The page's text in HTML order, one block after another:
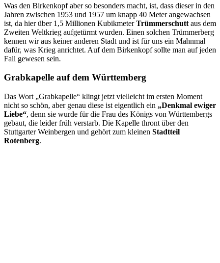
Was den Birkenkopf aber so besonders macht, ist, dass dieser in den
Jahren zwischen 1953 und 1957 um knapp 40 Meter angewachsen
ist, da hier über 1,5 Millionen KubikmeterTrümmerschutt aus dem
Zweiten Weltkrieg aufgetürmt wurden. Einen solchen Trümmerberg
kennen wir aus keiner anderen Stadt und ist für uns ein Mahnmal
dafür, was Krieg anrichtet. Auf dem Birkenkopf sollte man auf jeden
Fall gewesen sein.
Grabkapelle auf dem Württemberg
Das Wort „Grabkapelle“ klingt jetzt vielleicht im ersten Moment
nicht so schön, aber genau diese ist eigentlich ein „Denkmal ewiger
Liebe“, denn sie wurde für die Frau des Königs von Württembergs
gebaut, die leider früh verstarb. Die Kapelle thront über den
Stuttgarter Weinbergen und gehört zum kleinen Stadtteil
Rotenberg.